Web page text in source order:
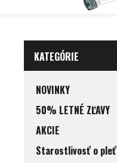
KATEGÓRIE
NOVINKY
50% LETNÉ ZĽAVY
AKCIE
Starostlivosť o pleť